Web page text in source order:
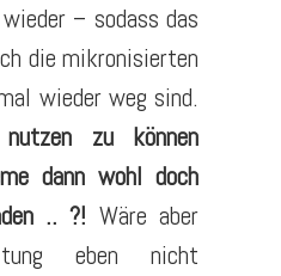
– sodass das
die mikronisierten
wieder weg sind.
zu können
dann wohl doch
.. ?! Wäre aber
eben nicht